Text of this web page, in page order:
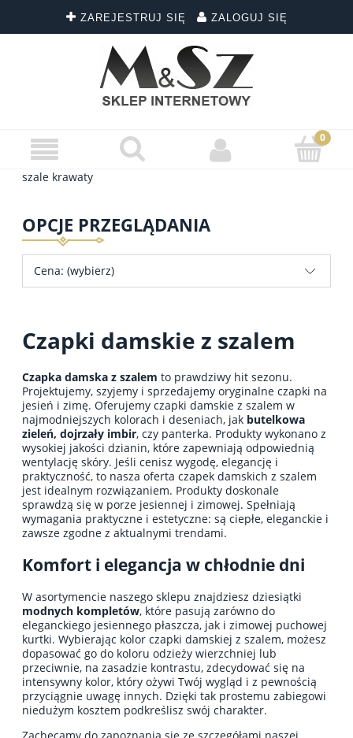
ZAREJESTRUJ SIĘ ZALOGUJ SIĘ
szale krawaty
OPCJE PRZEGLĄDANIA
Cena: (wybierz)
Czapki damskie z szalem
Czapka damska z szalem to prawdziwy hit sezonu.
Projektujemy, szyjemy i sprzedajemy oryginalne czapki na
jesień i zimę. Oferujemy czapki damskie z szalem w
najmodniejszych kolorach i deseniach, jak butelkowa
zieleń, dojrzały imbir, czy panterka. Produkty wykonano z
wysokiej jakości dzianin, które zapewniają odpowiednią
wentylację skóry. Jeśli cenisz wygodę, elegancję i
praktyczność, to nasza oferta czapek damskich z szalem
jest idealnym rozwiązaniem. Produkty doskonale
sprawdzą się w porze jesiennej i zimowej. Spełniają
wymagania praktyczne i estetyczne: są ciepłe, eleganckie i
zawsze zgodne z aktualnymi trendami.
Komfort i elegancja w chłodnie dni
W asortymencie naszego sklepu znajdziesz dziesiątki
modnych kompletów, które pasują zarówno do
eleganckiego jesiennego płaszcza, jak i zimowej puchowej
kurtki. Wybierając kolor czapki damskiej z szalem, możesz
dopasować go do koloru odzieży wierzchniej lub
przeciwnie, na zasadzie kontrastu, zdecydować się na
intensywny kolor, który ożywi Twój wygląd i z pewnością
przyciągnie uwagę innych. Dzięki tak prostemu zabiegowi
niedużym kosztem podkreślisz swój charakter.